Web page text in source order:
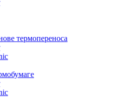
термопереноса